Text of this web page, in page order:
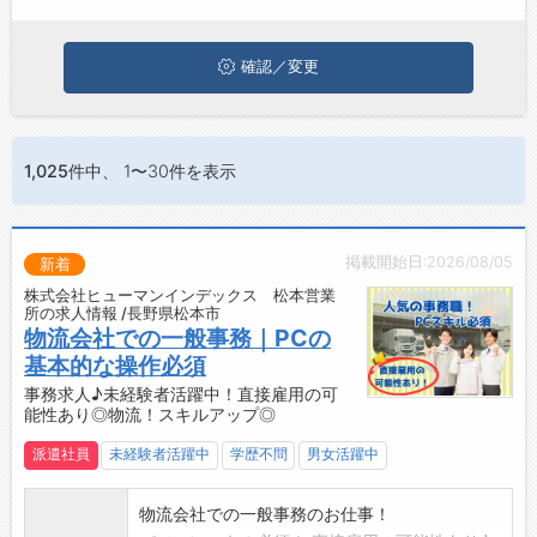
お問い合わせ
よくあるご質問
確認／変更
1,025件中、 1〜30件を表示
掲載開始日:2026/08/05
新着
株式会社ヒューマンインデックス 松本営業
所の求人情報 /長野県松本市
物流会社での一般事務｜PCの
基本的な操作必須
事務求人♪未経験者活躍中！直接雇用の可
能性あり◎物流！スキルアップ◎
派遣社員 未経験者活躍中 学歴不問 男女活躍中
物流会社での一般事務のお仕事！